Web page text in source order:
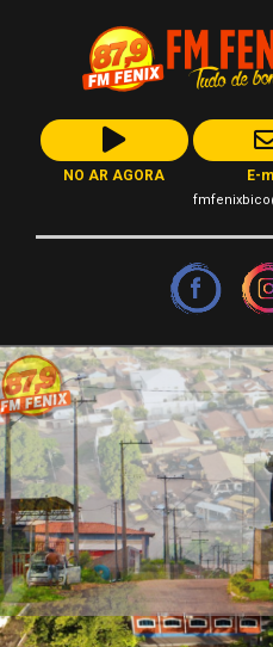
NO AR AGORA E-